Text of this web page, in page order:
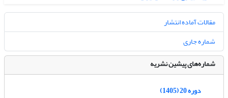
مقالات آماده انتشار
شماره جاری
شماره‌های پیشین نشریه
دوره 20 (1405)